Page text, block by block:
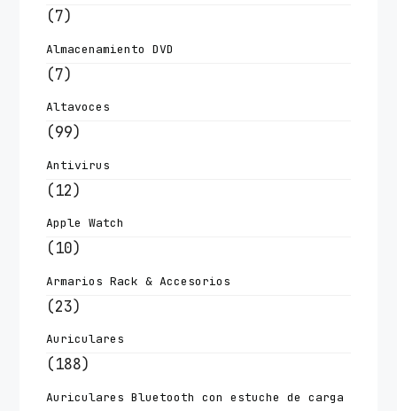
(7)
Almacenamiento DVD
(7)
Altavoces
(99)
Antivirus
(12)
Apple Watch
(10)
Armarios Rack & Accesorios
(23)
Auriculares
(188)
Auriculares Bluetooth con estuche de carga